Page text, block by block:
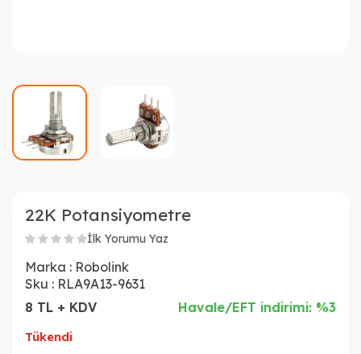
22K Potansiyometre
İlk Yorumu Yaz
Marka : Robolink
Sku : RLA9A13-9631
8 TL + KDV
Havale/EFT indirimi: %3
Tükendi